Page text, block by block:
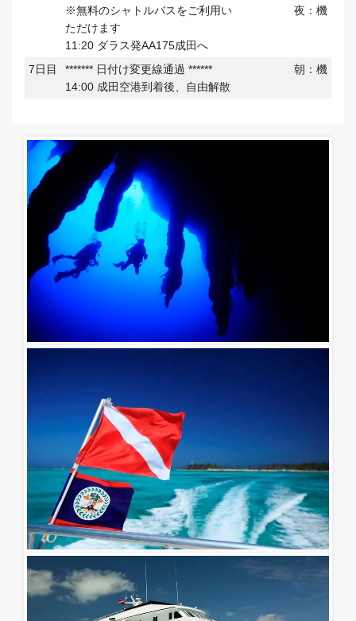
※無料のシャトルバスをご利用い
ただけます
11:20 ダラス発AA175成田へ
夜：機
7日目
******* 日付け変更線通過 ******
14:00 成田空港到着後、自由解散
朝：機